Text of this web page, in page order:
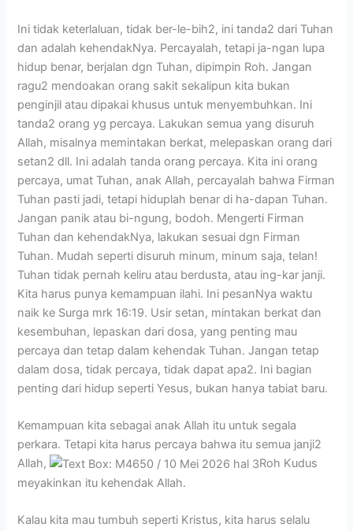
Ini tidak keterlaluan, tidak ber-le-bih2, ini tanda2 dari Tuhan
dan adalah kehendakNya. Percayalah, tetapi ja-ngan lupa
hidup benar, berjalan dgn Tuhan, dipimpin Roh. Jangan
ragu2 mendoakan orang sakit sekalipun kita bukan
penginjil atau dipakai khusus untuk menyembuhkan. Ini
tanda2 orang yg percaya. Lakukan semua yang disuruh
Allah, misalnya memintakan berkat, melepaskan orang dari
setan2 dll. Ini adalah tanda orang percaya. Kita ini orang
percaya, umat Tuhan, anak Allah, percayalah bahwa Firman
Tuhan pasti jadi, tetapi hiduplah benar di ha-dapan Tuhan.
Jangan panik atau bi-ngung, bodoh. Mengerti Firman
Tuhan dan kehendakNya, lakukan sesuai dgn Firman
Tuhan. Mudah seperti disuruh minum, minum saja, telan!
Tuhan tidak pernah keliru atau berdusta, atau ing-kar janji.
Kita harus punya kemampuan ilahi. Ini pesanNya waktu
naik ke Surga mrk 16:19. Usir setan, mintakan berkat dan
kesembuhan, lepaskan dari dosa, yang penting mau
percaya dan tetap dalam kehendak Tuhan. Jangan tetap
dalam dosa, tidak percaya, tidak dapat apa2. Ini bagian
penting dari hidup seperti Yesus, bukan hanya tabiat baru.
Kemampuan kita sebagai anak Allah itu untuk segala
perkara. Tetapi kita harus percaya bahwa itu semua janji2
Allah,
Roh Kudus
meyakinkan itu kehendak Allah.
Kalau kita mau tumbuh seperti Kristus, kita harus selalu